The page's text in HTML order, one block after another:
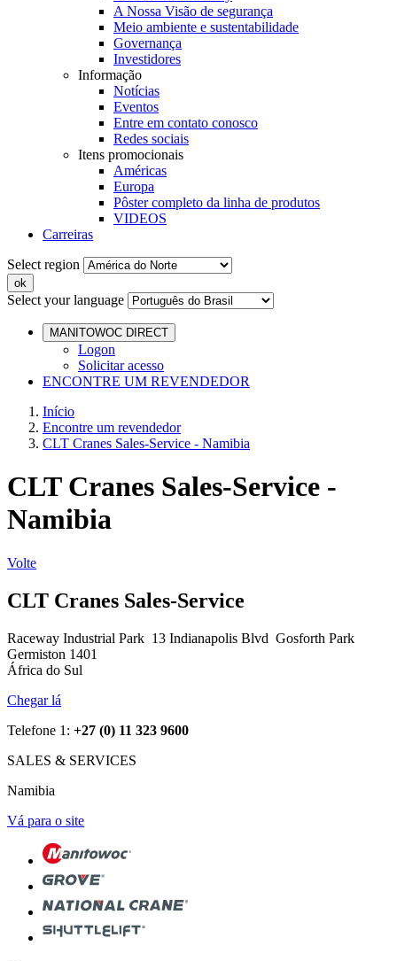
A Nossa Visão de segurança
Meio ambiente e sustentabilidade
Governança
Investidores
Informação
Notícias
Eventos
Entre em contato conosco
Redes sociais
Itens promocionais
Américas
Europa
Pôster completo da linha de produtos
VIDEOS
Carreiras
Select region
Select your language
MANITOWOC DIRECT
Logon
Solicitar acesso
ENCONTRE UM REVENDEDOR
Início
Encontre um revendedor
CLT Cranes Sales-Service - Namibia
CLT Cranes Sales-Service -
Namibia
Volte
CLT Cranes Sales-Service
Raceway Industrial Park 13 Indianapolis Blvd Gosforth Park
Germiston 1401
África do Sul
Chegar lá
Telefone 1: +27 (0) 11 323 9600
SALES & SERVICES
Namibia
Vá para o site